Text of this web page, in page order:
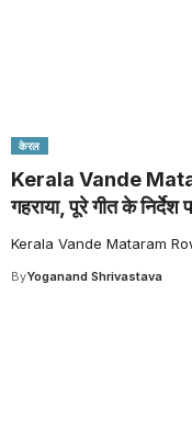
केरल
Kerala Vande
गहराया, पूरे गीत के निर्देश
Kerala Vande Mataram Row
ByYoganand Shrivastava